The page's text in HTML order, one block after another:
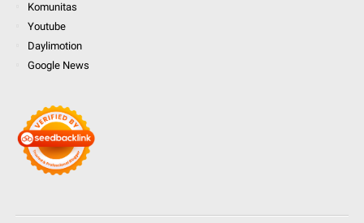
Komunitas
Youtube
Daylimotion
Google News